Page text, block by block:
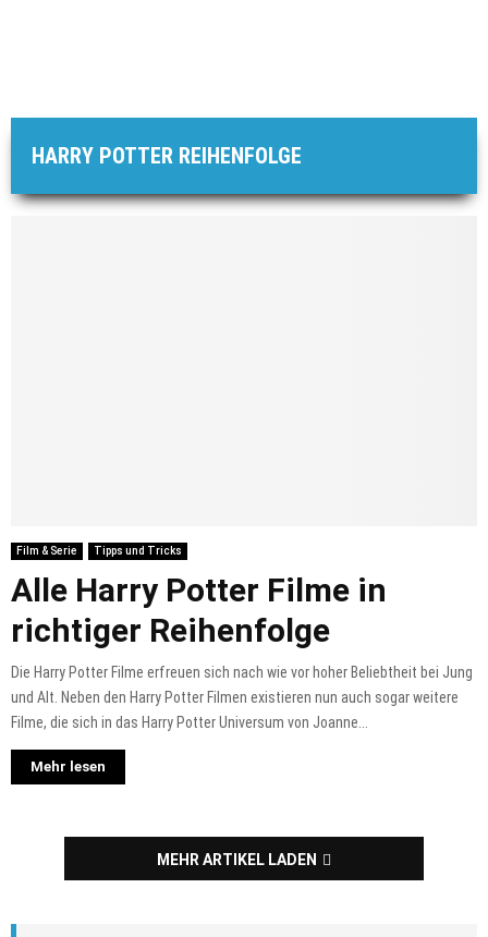
HARRY POTTER REIHENFOLGE
Film & Serie Tipps und Tricks
Alle Harry Potter Filme in
richtiger Reihenfolge
Die Harry Potter Filme erfreuen sich nach wie vor hoher Beliebtheit bei Jung
und Alt. Neben den Harry Potter Filmen existieren nun auch sogar weitere
Filme, die sich in das Harry Potter Universum von Joanne...
Mehr lesen
MEHR ARTIKEL LADEN